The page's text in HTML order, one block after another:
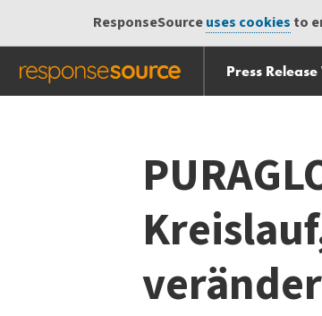
ResponseSourceuses cookies to
Press